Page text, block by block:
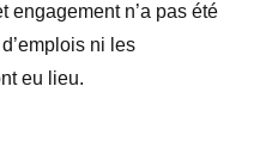
engagement n’a pas été
ni les
eu lieu.